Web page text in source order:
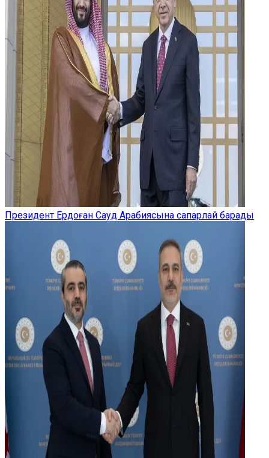
Президент Ердоған Сауд Арабиясына сапарлай барады